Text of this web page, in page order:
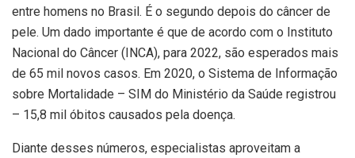
entre homens no Brasil. É o segundo depois do câncer de
pele. Um dado importante é que de acordo com o Instituto
Nacional do Câncer (INCA), para 2022, são esperados mais
de 65 mil novos casos. Em 2020, o Sistema de Informação
sobre Mortalidade – SIM do Ministério da Saúde registrou
– 15,8 mil óbitos causados pela doença.
Diante desses números, especialistas aproveitam a